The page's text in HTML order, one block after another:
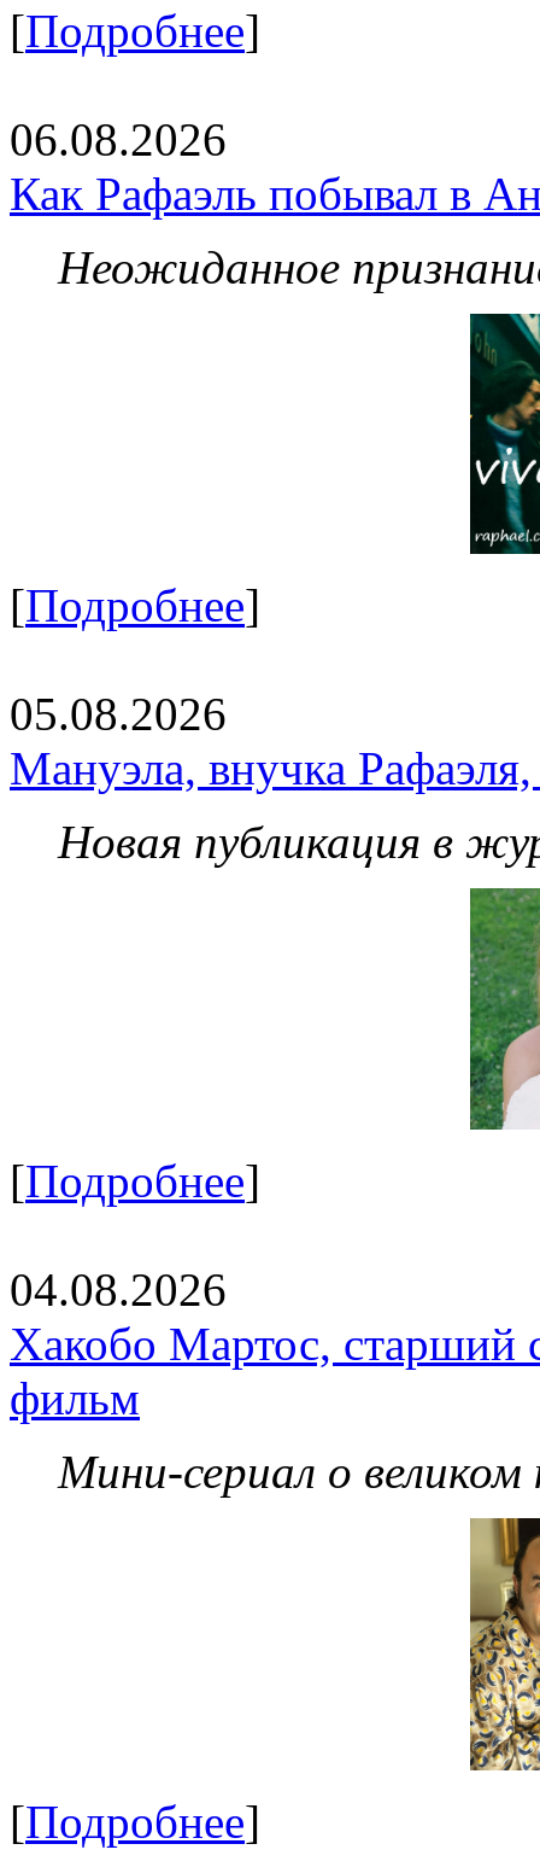
[Подробнее]
06.08.2026
Как Рафаэль побывал в
Неожиданное
[Подробнее]
05.08.2026
Мануэла, внучка
Новая публикация в
[Подробнее]
04.08.2026
Хакобо Мартос, старший
фильм
Мини-сериал о великом
[Подробнее]